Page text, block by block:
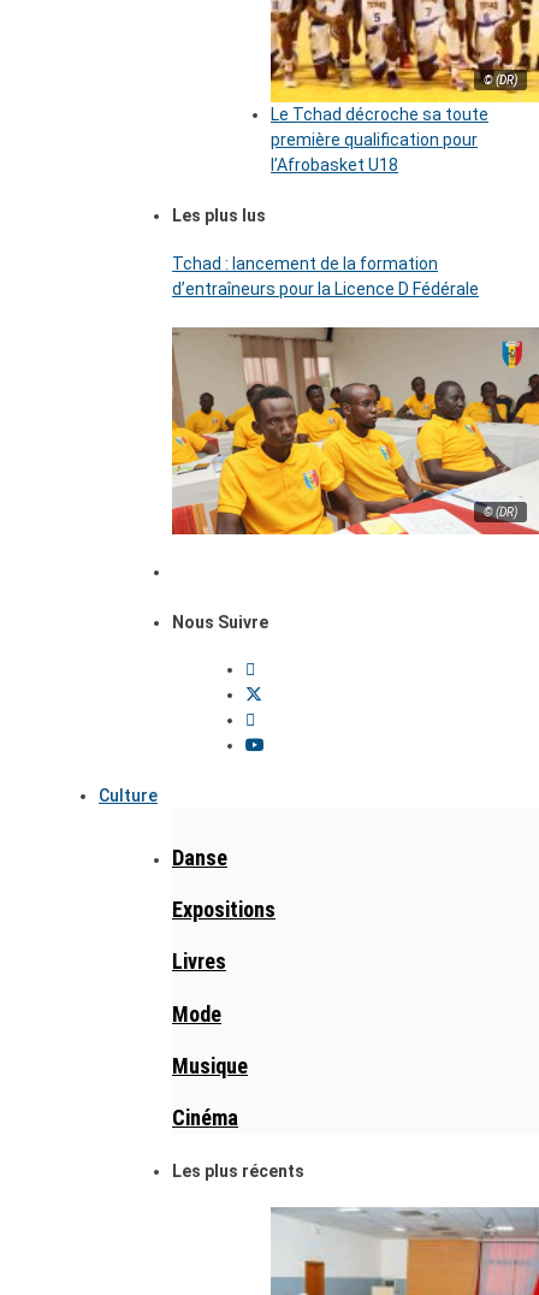
© (DR)
Le Tchad décroche sa toute
première qualification pour
l’Afrobasket U18
Les plus lus
Tchad : lancement de la formation
d’entraîneurs pour la Licence D Fédérale
© (DR)
Nous Suivre
Culture
Danse
Expositions
Livres
Mode
Musique
Cinéma
Les plus récents